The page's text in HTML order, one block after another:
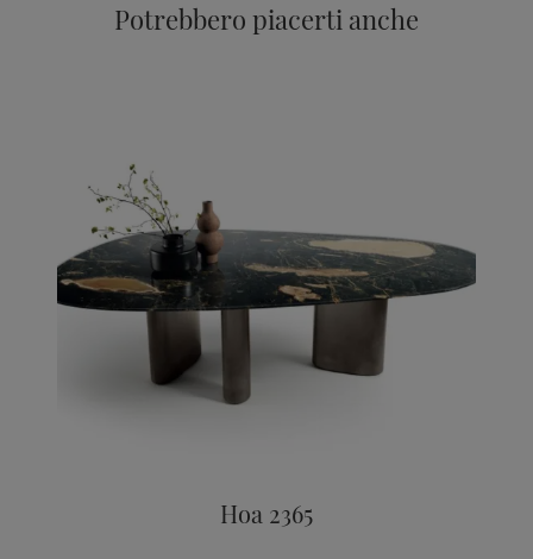
Potrebbero piacerti anche
Hoa 2365